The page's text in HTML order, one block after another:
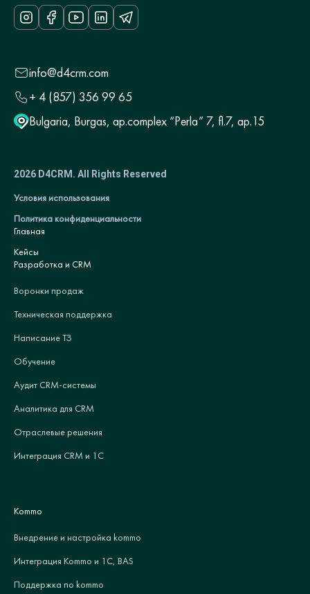
info@d4crm.com
+ 4 (857) 356 99 65
Bulgaria, Burgas, ap.complex “Perla” 7, fl.7, ap.15
2026 D4CRM. All Rights Reserved
Условия использования
Политика конфиденциальности
Главная
Кейсы
Разработка и CRM
Воронки продаж
Техническая поддержка
Написание ТЗ
Обучение
Аудит CRM-системы
Аналитика для CRM
Отраслевые решения
Интеграция CRM и 1С
Kommo
Внедрение и настройка kommo
Интеграция Kommo и 1С, BAS
Поддержка по kommo